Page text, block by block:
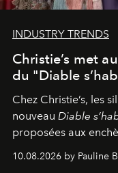
INDUSTRY TRENDS
Christie’s met
du "Diable
Chez Christie’s, les
nouveau Diable
proposées aux
engagées pour la
10.08.2026 by Pauline